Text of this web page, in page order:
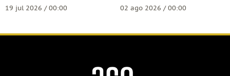
19 jul 2026 / 00:00 02 ago 2026 / 00:00